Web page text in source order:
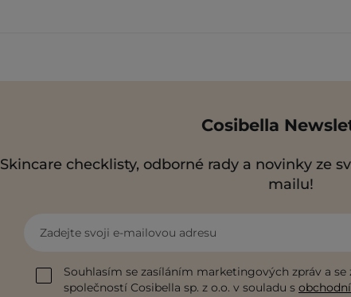
Cosibella
Skincare checklisty, odborné rady a novinky ze
mailu!
Zadejte svoji e-mailovou adresu
Souhlasím se zasíláním marketingových zpráv a
společností Cosibella sp. z o.o. v souladu s